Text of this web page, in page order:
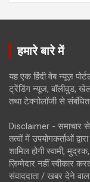
हमारे बारे में
यह एक हिंदी वेब न्यूज़
ट्रेंडिंग न्यूज, बॉलीवुड,
तथा टेक्नोलॉजी से
Disclaimer - समाचार
तत्वों में उपयोगकर्ताओं
शामिल होगी स्वामी,
ज़िम्मेदार नहीं स्वीकार
संवाददाता / खबर देने